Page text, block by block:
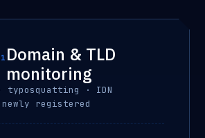
Domain & TLD
monitoring
typosquatting · IDN
newly registered